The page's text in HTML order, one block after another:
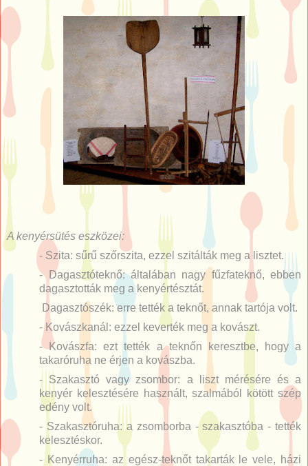
A kenyérsütés eszközei:
- Szita: sűrű szőrszita, ezzel szitálták meg a lisztet.
- Dagasztóteknő: általában nagy fűzfateknő, ebben
dagasztották meg a kenyértésztát.
Dagasztószék: erre tették a teknőt, annak tartója volt.
- Kovászkanál: ezzel keverték meg a kovászt.
- Kovászfa: ezt tették a teknőn keresztbe, hogy a
takaróruha ne érjen a kovászba.
- Szakasztó vagy zsombor: a liszt mérésére és a
kenyér kelesztésére használt, szalmából kötött szép
edény volt.
- Szakasztóruha: a zsomborba - szakasztóba - tették
kelesztéskor.
- Kenyérruha: az egész-teknőt takarták le vele, házi